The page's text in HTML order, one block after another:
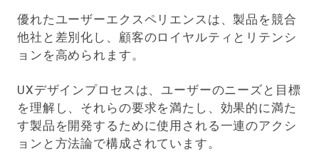
優れたユーザーエクスペリエンスは、製品を競合
他社と差別化し、顧客のロイヤルティとリテンシ
ョンを高められます。
UXデザインプロセスは、ユーザーのニーズと目標
を理解し、それらの要求を満たし、効果的に満た
す製品を開発するために使用される一連のアクシ
ョンと方法論で構成されています。